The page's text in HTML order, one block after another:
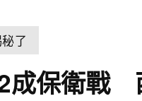
了
成保衛戰